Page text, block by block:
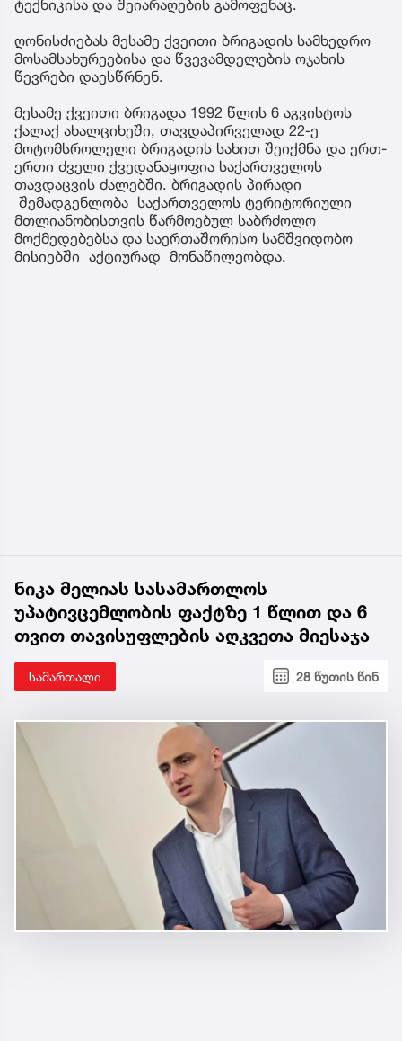
ტექნიკისა და შეიარაღების გამოფენაც.
ღონისძიებას მესამე ქვეითი ბრიგადის სამხედრო
მოსამსახურეებისა და წვევამდელების ოჯახის
წევრები დაესწრნენ.
მესამე ქვეითი ბრიგადა 1992 წლის 6 აგვისტოს
ქალაქ ახალციხეში, თავდაპირველად 22-ე
მოტომსროლელი ბრიგადის სახით შეიქმნა და ერთ-
ერთი ძველი ქვედანაყოფია საქართველოს
თავდაცვის ძალებში. ბრიგადის პირადი
შემადგენლობა საქართველოს ტერიტორიული
მთლიანობისთვის წარმოებულ საბრძოლო
მოქმედებებსა და საერთაშორისო სამშვიდობო
მისიებში აქტიურად მონაწილეობდა.
ნიკა მელიას სასამართლოს
უპატივცემლობის ფაქტზე 1 წლით და 6
თვით თავისუფლების აღკვეთა მიესაჯა
სამართალი 28 წუთის წინ